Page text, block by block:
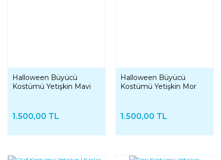
Halloween Büyücü
Kostümü Yetişkin Mavi
1.500,00 TL
Halloween Büyücü
Kostümü Yetişkin Mor
1.500,00 TL